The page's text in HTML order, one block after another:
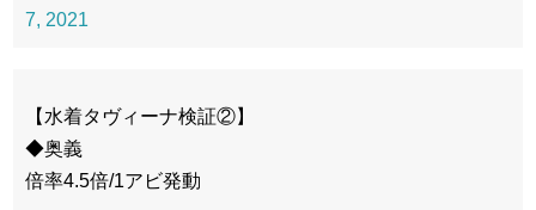
7, 2021
【水着タヴィーナ検証②】
◆奥義
倍率4.5倍/1アビ発動